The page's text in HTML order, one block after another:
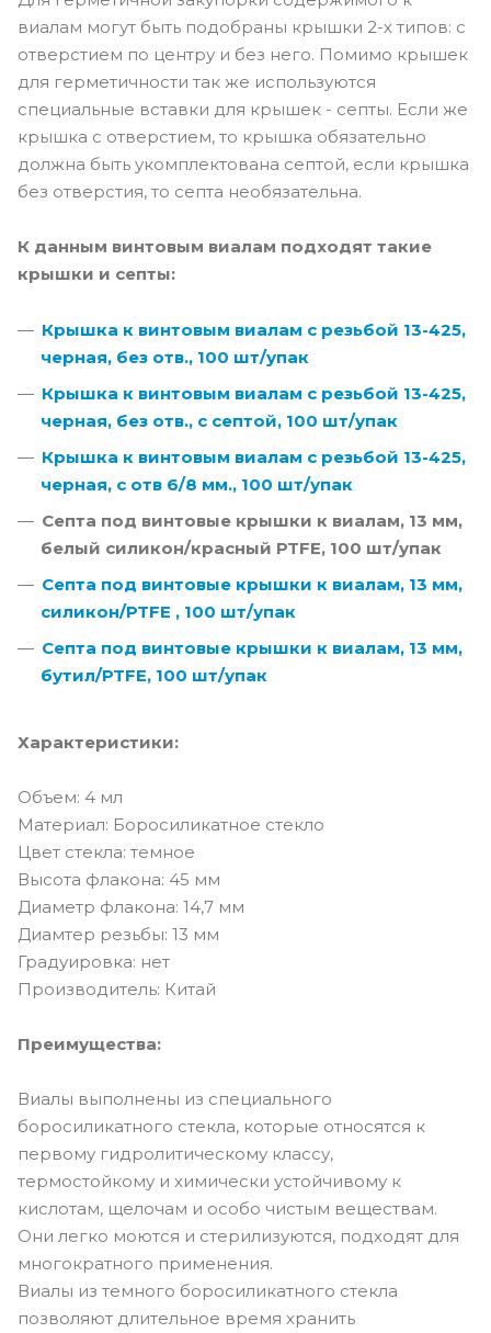
виалам могут быть подобраны крышки 2-х типов: с
отверстием по центру и без него. Помимо крышек
для герметичности так же используются
специальные вставки для крышек - септы. Если же
крышка с отверстием, то крышка обязательно
должна быть укомплектована септой, если крышка
без отверстия, то септа необязательна.
К данным винтовым виалам подходят такие
крышки и септы:
Крышка к винтовым виалам с резьбой 13-425,
черная, без отв., 100 шт/упак
Крышка к винтовым виалам с резьбой 13-425,
черная, без отв., с септой, 100 шт/упак
Крышка к винтовым виалам с резьбой 13-425,
черная, с отв 6/8 мм., 100 шт/упак
Септа под винтовые крышки к виалам, 13 мм,
белый силикон/красный PTFE, 100 шт/упак
Септа под винтовые крышки к виалам, 13 мм,
силикон/PTFE , 100 шт/упак
Септа под винтовые крышки к виалам, 13 мм,
бутил/PTFE, 100 шт/упак
Характеристики:
Объем: 4 мл
Материал: Боросиликатное стекло
Цвет стекла: темное
Высота флакона: 45 мм
Диаметр флакона: 14,7 мм
Диамтер резьбы: 13 мм
Градуировка: нет
Производитель: Китай
Преимущества:
Виалы выполнены из специального
боросиликатного стекла, которые относятся к
первому гидролитическому классу,
термостойкому и химически устойчивому к
кислотам, щелочам и особо чистым веществам.
Они легко моются и стерилизуются, подходят для
многократного применения.
Виалы из темного боросиликатного стекла
позволяют длительное время хранить